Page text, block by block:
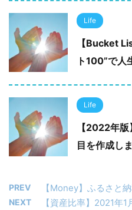
Life
【Bucket
ト100”で人
Life
【2022年
目を作成し
PREV 【Money】ふるさと
NEXT 【資産比率】2021年